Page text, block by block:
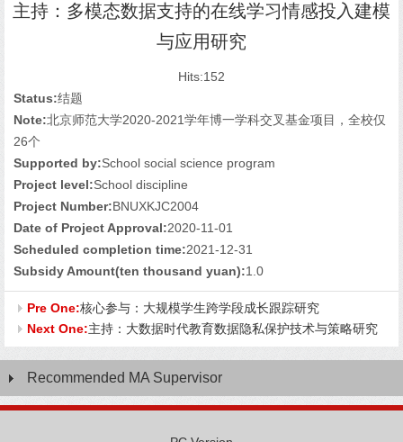
主持：多模态数据支持的在线学习情感投入建模
与应用研究
Hits:152
Status:结题
Note:北京师范大学2020-2021学年博一学科交叉基金项目，全校仅
26个
Supported by:School social science program
Project level:School discipline
Project Number:BNUXKJC2004
Date of Project Approval:2020-11-01
Scheduled completion time:2021-12-31
Subsidy Amount(ten thousand yuan):1.0
Pre One:核心参与：大规模学生跨学段成长跟踪研究
Next One:主持：大数据时代教育数据隐私保护技术与策略研究
Recommended MA Supervisor